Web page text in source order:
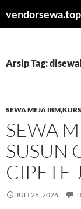
kevendorsewa.top
Arsip Tag:
SEWA MEJA
SEWA
SUSUN
CIPETE
JULI 28, 2026